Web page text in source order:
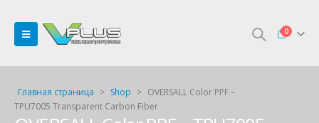
0
Главная страница > Shop > OVERSALL Color PPF –
TPU7005 Transparent Carbon Fiber